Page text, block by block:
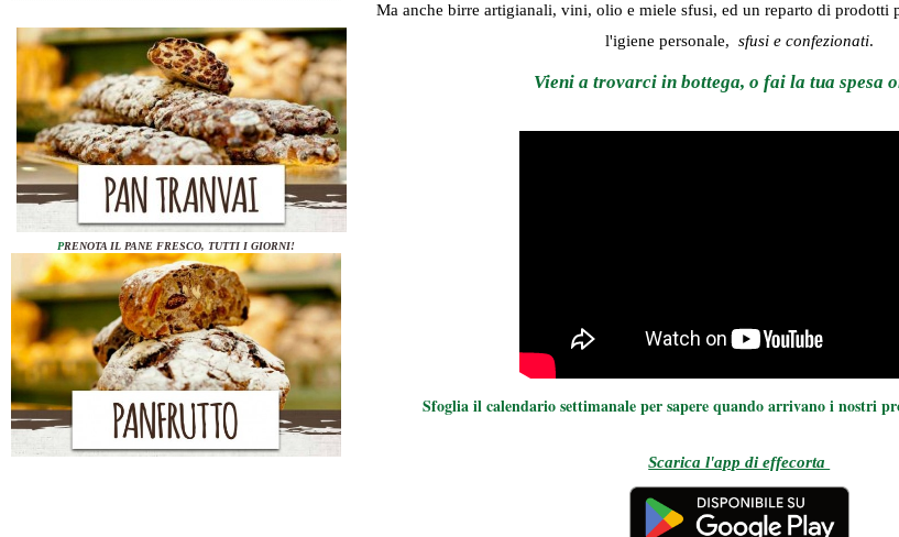
PRENOTA IL PANE FRESCO, TUTTI I GIORNI!
Ma anche birre artigianali, vini, olio e miele sfusi, ed un reparto di prodotti
l'igiene personale, sfusi e confezionati.
Vieni a trovarci in bottega, o fai la tua spesa
Sfoglia il calendario settimanale per sapere quando arrivano i nostri
Scarica l'app di effecorta